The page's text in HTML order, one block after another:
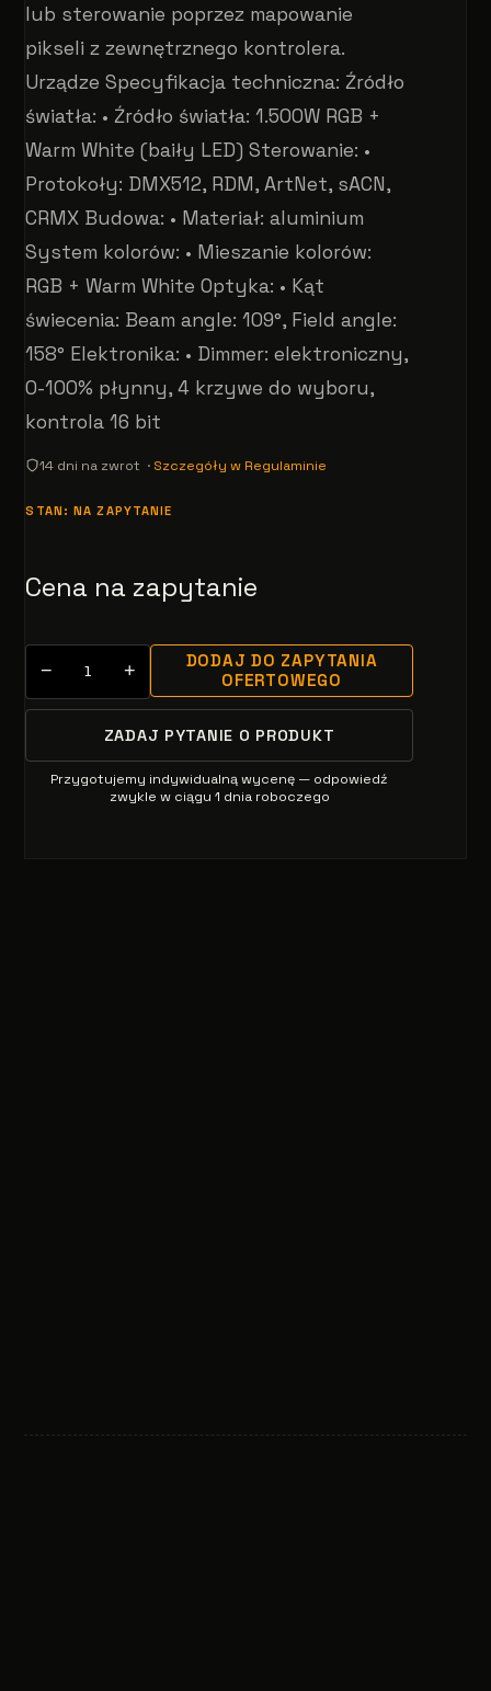
lub sterowanie poprzez mapowanie
pikseli z zewnętrznego kontrolera.
Urządze Specyfikacja techniczna: Źródło
światła: • Źródło światła: 1.500W RGB +
Warm White (baiły LED) Sterowanie: •
Protokoły: DMX512, RDM, ArtNet, sACN,
CRMX Budowa: • Materiał: aluminium
System kolorów: • Mieszanie kolorów:
RGB + Warm White Optyka: • Kąt
świecenia: Beam angle: 109°, Field angle:
158° Elektronika: • Dimmer: elektroniczny,
0-100% płynny, 4 krzywe do wyboru,
kontrola 16 bit
14 dni na zwrot · Szczegóły w Regulaminie
STAN: NA ZAPYTANIE
Cena na zapytanie
− +
DODAJ DO ZAPYTANIA
OFERTOWEGO
ZADAJ PYTANIE O PRODUKT
Przygotujemy indywidualną wycenę — odpowiedź
zwykle w ciągu 1 dnia roboczego